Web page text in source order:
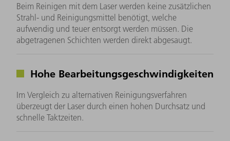
Beim Reinigen mit dem Laser werden keine zusätzlichen
Strahl- und Reinigungsmittel benötigt, welche
aufwendig und teuer entsorgt werden müssen. Die
abgetragenen Schichten werden direkt abgesaugt.
Hohe Bearbeitungsgeschwindigkeiten
Im Vergleich zu alternativen Reinigungsverfahren
überzeugt der Laser durch einen hohen Durchsatz und
schnelle Taktzeiten.